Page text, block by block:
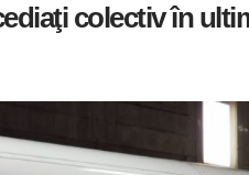
colectiv în